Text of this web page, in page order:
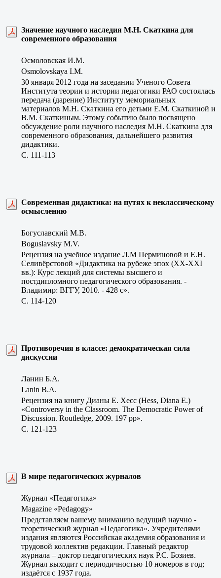
Значение научного наследия М.Н. Скаткина для
современного образования
Осмоловская И.М.
Osmolovskaya I.M.
30 января 2012 года на заседании Ученого Совета
Института теории и истории педагогики РАО состоялась
передача (дарение) Институту мемориальных
материалов М.Н. Скаткина его детьми Е.М. Скаткиной и
В.М. Скаткиным. Этому событию было посвящено
обсуждение роли научного наследия М.Н. Скаткина для
современного образования, дальнейшего развития
дидактики.
C. 111-113
Современная дидактика: на путях к неклассическому
осмыслению
Богуславский М.В.
Boguslavsky M.V.
Рецензия на учебное издание Л.М Перминовой и Е.Н.
Селивёрстовой «Дидактика на рубеже эпох (ХХ-ХХI
вв.): Курс лекций для системы высшего и
постдипломного педагогического образования. -
Владимир: ВГГУ, 2010. - 428 с».
C. 114-120
Противоречия в классе: демократическая сила
дискуссии
Ланин Б.А.
Lanin B.A.
Рецензия на книгу Дианы E. Хесс (Hess, Diana E.)
«Controversy in the Classroom. The Democratic Power of
Discussion. Routledge, 2009. 197 pp».
C. 121-123
В мире педагогических журналов
Журнал «Педагогика»
Magazine «Pedagogy»
Представляем вашему вниманию ведущий научно -
теоретический журнал «Педагогика». Учредителями
издания являются Российская академия образования и
трудовой коллектив редакции. Главный редактор
журнала – доктор педагогических наук Р.С. Бозиев.
Журнал выходит с периодичностью 10 номеров в год;
издаётся с 1937 года.